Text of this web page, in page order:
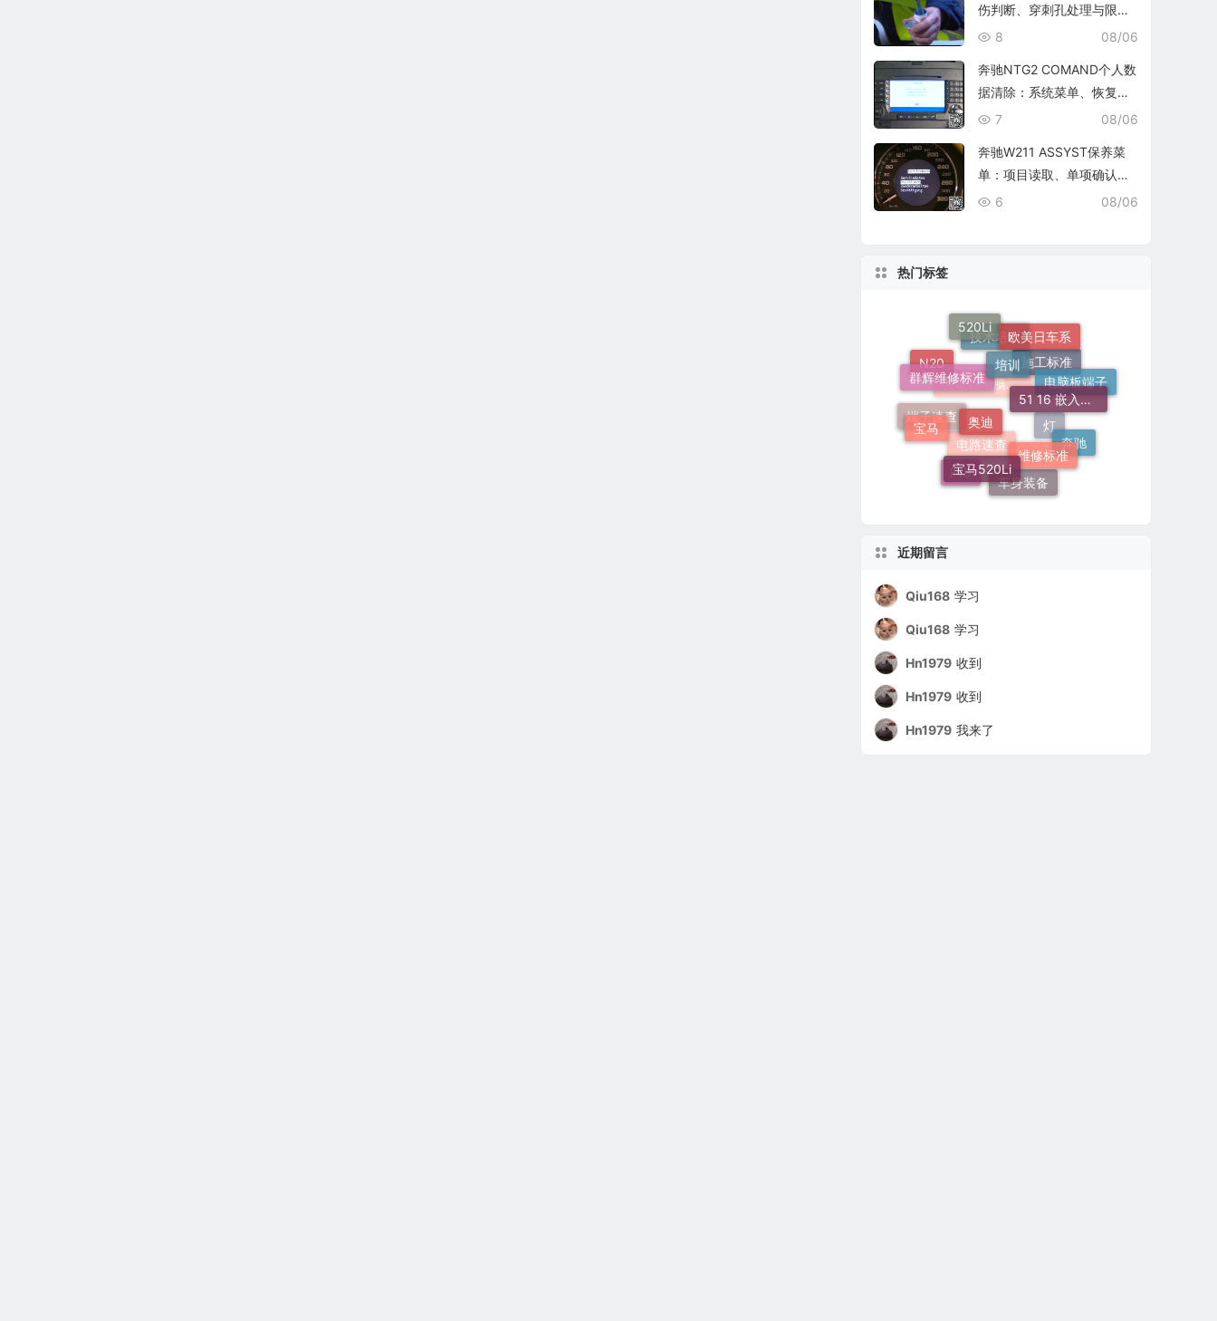
伤判断、穿刺孔处理与限速
复查
08/06
8
奔驰NTG2 COMAND个人数
据清除：系统菜单、恢复出
厂与结果确认
08/06
7
奔驰W211 ASSYST保养菜
单：项目读取、单项确认与
复位核查
08/06
6
热门标签
发动机电脑端子
技术培训
施工标准
灯
电路速查
端子速查
N20
520Li 欧美日车系
电脑板端子
奔驰
车身装备
F18
宝马
群辉维修标准
培训
51 16 嵌入式烟灰缸托架
维修标准
宝马520Li
奥迪
近期留言
Qiu168 学习
Qiu168 学习
Hn1979 收到
Hn1979 收到
Hn1979 我来了